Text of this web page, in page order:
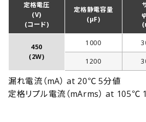
定格電圧
(V)
(コード)
定格静電容量
(μF)
450
(2W)
1000
1200
漏れ電流（mA） at 20℃ 5分値
定格リプル電流（mArms） at 105℃